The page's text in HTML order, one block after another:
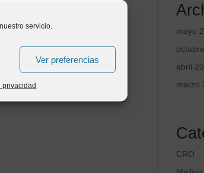
servicio.
Ver preferencias
privacidad
mayo
abril
marzo
CRO